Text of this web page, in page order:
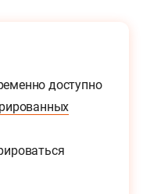
доступно